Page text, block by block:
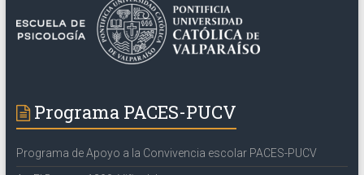
Programa PACES-PUCV
Programa de Apoyo a la Convivencia escolar PACES-PUCV